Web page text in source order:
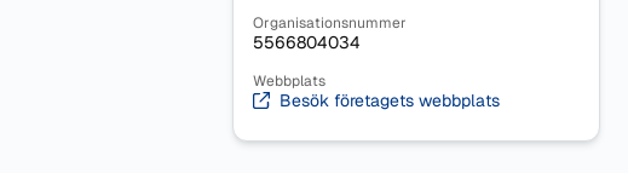
Organisationsnummer
5566804034
Webbplats
Besök företagets webbplats